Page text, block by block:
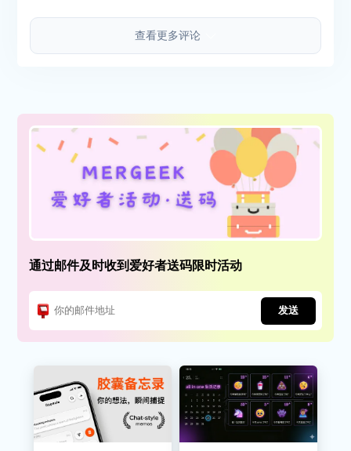
查看更多评论
通过邮件及时收到爱好者送码限时活动
发送